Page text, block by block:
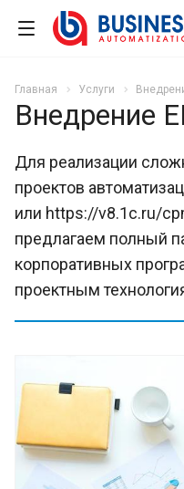
Главная Услуги
Внедрение
Для реализации
проектов
или https://v8.1c.ru/
предлагаем полный
корпоративных
проектным